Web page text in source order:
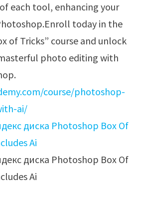
each tool, enhancing your
today in the
of Tricks” course and unlock
photo editing with
course/photoshop-
ai/